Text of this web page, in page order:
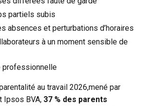
partiels subis
absences et perturbations d’horaires
à un moment sensible de
professionnelle
au travail 2026,mené par
Ipsos BVA, 37 % des parents